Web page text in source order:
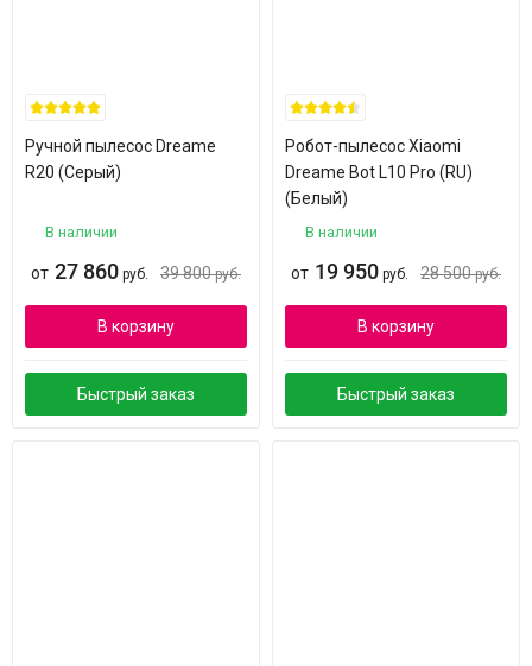
Ручной пылесос Dreame
R20 (Серый)
В наличии
от 27 860 руб. 39 800 руб.
В корзину
Быстрый заказ
Робот-пылесос Xiaomi
Dreame Bot L10 Pro (RU)
(Белый)
В наличии
от 19 950 руб. 28 500 руб.
В корзину
Быстрый заказ